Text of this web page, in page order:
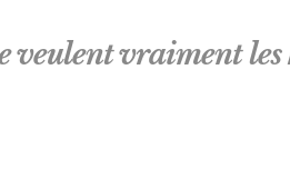
veulent vraiment les